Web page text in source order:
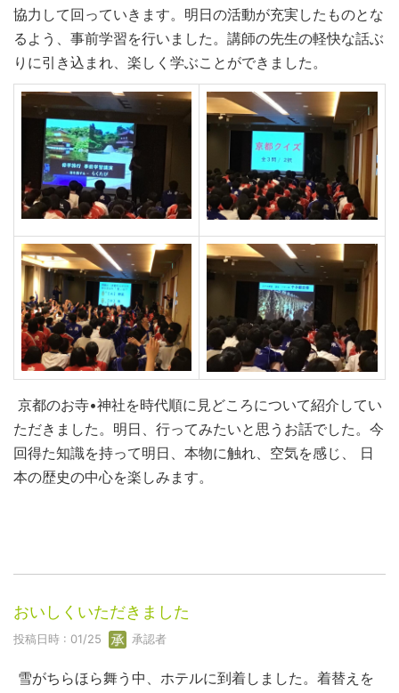
協力して回っていきます。明日の活動が充実したものとな
るよう、事前学習を行いました。講師の先生の軽快な話ぶ
りに引き込まれ、楽しく学ぶことができました。
京都のお寺•神社を時代順に見どころについて紹介してい
ただきました。明日、行ってみたいと思うお話でした。今
回得た知識を持って明日、本物に触れ、空気を感じ、 日
本の歴史の中心を楽しみます。
おいしくいただきました
投稿日時 : 01/25 承認者
雪がちらほら舞う中、ホテルに到着しました。着替えを